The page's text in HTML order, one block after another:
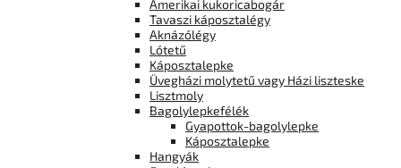
Amerikai kukoricabogár
Tavaszi káposztalégy
Aknázólégy
Lótetű
Káposztalepke
Üvegházi molytetű vagy Házi liszteske
Lisztmoly
Bagolylepkefélék
Gyapottok-bagolylepke
Káposztalepke
Hangyák